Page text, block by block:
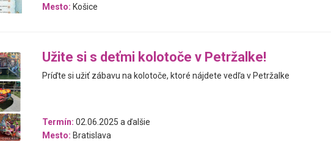
Mesto: Košice
Užite si s deťmi kolotoče v Petržalke!
Príďte si užiť zábavu na kolotoče, ktoré nájdete vedľa v Petržalke
Termín: 02.06.2025 a ďalšie
Mesto: Bratislava